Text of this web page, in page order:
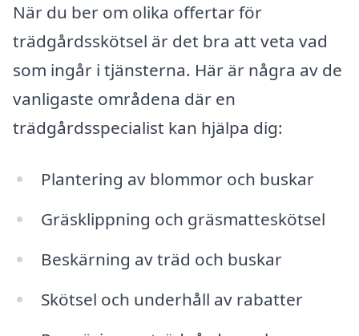
När du ber om olika offertar för
trädgårdsskötsel är det bra att veta vad
som ingår i tjänsterna. Här är några av de
vanligaste områdena där en
trädgårdsspecialist kan hjälpa dig:
Plantering av blommor och buskar
Gräsklippning och gräsmatteskötsel
Beskärning av träd och buskar
Skötsel och underhåll av rabatter